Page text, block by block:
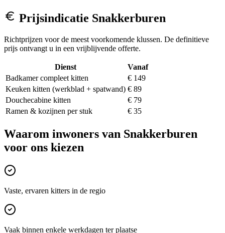
Prijsindicatie Snakkerburen
Richtprijzen voor de meest voorkomende klussen. De definitieve
prijs ontvangt u in een vrijblijvende offerte.
Dienst
Vanaf
Badkamer compleet kitten
€ 149
Keuken kitten (werkblad + spatwand) € 89
Douchecabine kitten
€ 79
Ramen & kozijnen per stuk
€ 35
Waarom inwoners van Snakkerburen
voor ons kiezen
Vaste, ervaren kitters in de regio
Vaak binnen enkele werkdagen ter plaatse